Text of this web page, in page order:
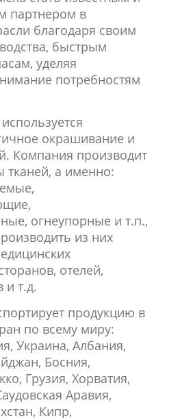
партнером в
благодаря своим
быстрым
уделяя
потребностям
окрашивание и
Компания производит
тканей, а именно:
огнеупорные и т.п.,
из них
отелей,
и т.д.
продукцию в
по всему миру:
Украина, Албания,
Босния,
Грузия, Хорватия,
Аравия,
Кипр,